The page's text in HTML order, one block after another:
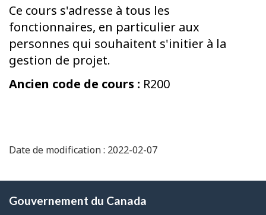
Ce cours s'adresse à tous les
fonctionnaires, en particulier aux
personnes qui souhaitent s'initier à la
gestion de projet.
Ancien code de cours : R200
Date de modification : 2022-02-07
propos
Gouvernement du Canada